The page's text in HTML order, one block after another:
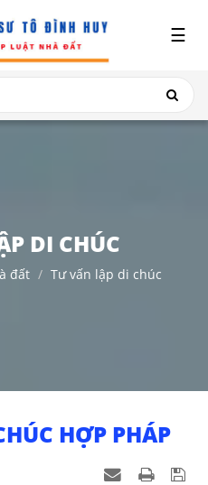
☰
DI CHÚC
đất Tư vấn lập di chúc
HỢP PHÁP